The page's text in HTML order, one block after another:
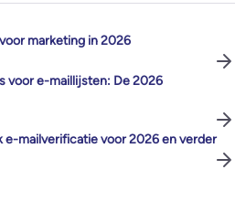
marketing in 2026
voor e-maillijsten: De 2026
e-mailverificatie voor 2026 en verder